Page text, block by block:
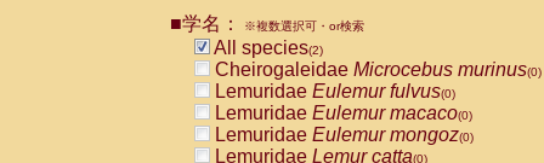
■学名： ※複数選択可・or検索
All species(2)
Cheirogaleidae Microcebus murinus(0)
Lemuridae Eulemur fulvus(0)
Lemuridae Eulemur macaco(0)
Lemuridae Eulemur mongoz(0)
Lemuridae Lemur catta(0)